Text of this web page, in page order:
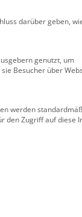
Dienste
den
Politologin
dem
Amt zu
für die
darüber geben,
genutzt, um
Besucher über
werden
den Zugriff auf diese